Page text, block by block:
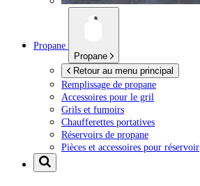
Propane
Propane
Retour au menu principal
Remplissage de propane
Accessoires pour le gril
Grils et fumoirs
Chaufferettes portatives
Réservoirs de propane
Pièces et accessoires pour réservoir